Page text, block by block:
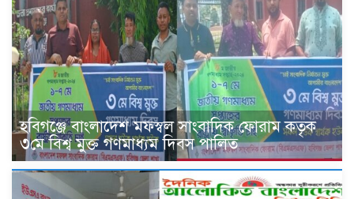
হবিগঞ্জে বাংলাদেশ মফস্বল সাংবাদিক ফোরাম কতৃক
৩মে বিশ্ব মুক্ত গণমাধ্যম দিবস পালিত